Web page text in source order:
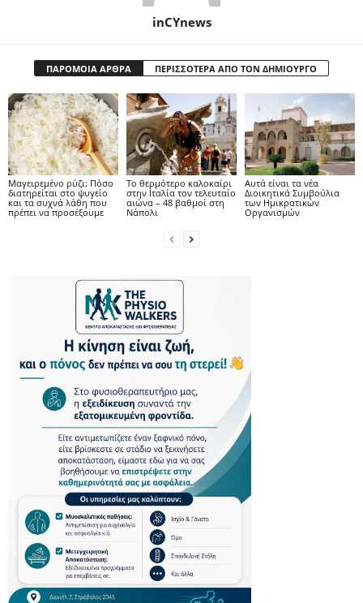
inCYnews
ΠΑΡΟΜΟΙΑ ΑΡΘΡΑ ΠΕΡΙΣΣΟΤΕΡΑ ΑΠΟ ΤΟΝ ΔΗΜΙΟΥΡΓΟ
Μαγειρεμένο ρύζι: Πόσο
διατηρείται στο ψυγείο
και τα συχνά λάθη που
πρέπει να προσέξουμε
Το θερμότερο καλοκαίρι
στην Ιταλία τον τελευταίο
αιώνα – 48 βαθμοί στη
Νάπολι
Αυτά είναι τα νέα
Διοικητικά Συμβούλια
των Ημικρατικών
Οργανισμών